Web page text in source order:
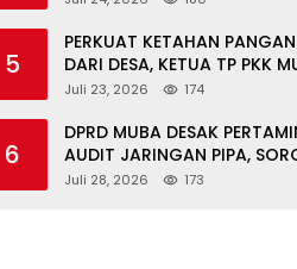
DI SUNGAI KERUH
5
PERKUAT KETAHAN PANGAN
DARI DESA, KETUA TP PKK
TINJAU PANEN PADI ORGANIK
Juli 23, 2026 174
6
DPRD MUBA DESAK
AUDIT JARINGAN PIPA,
KESELAMATAN WARGA JIRAK
Juli 28, 2026 173